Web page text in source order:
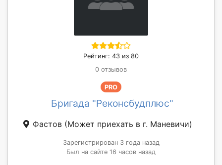
Рейтинг: 43 из 80
0 отзывов
PRO
Бригада "Реконсбудплюс"
Фастов (Может приехать в г. Маневичи)
Зарегистрирован 3 года назад
Был на сайте 16 часов назад